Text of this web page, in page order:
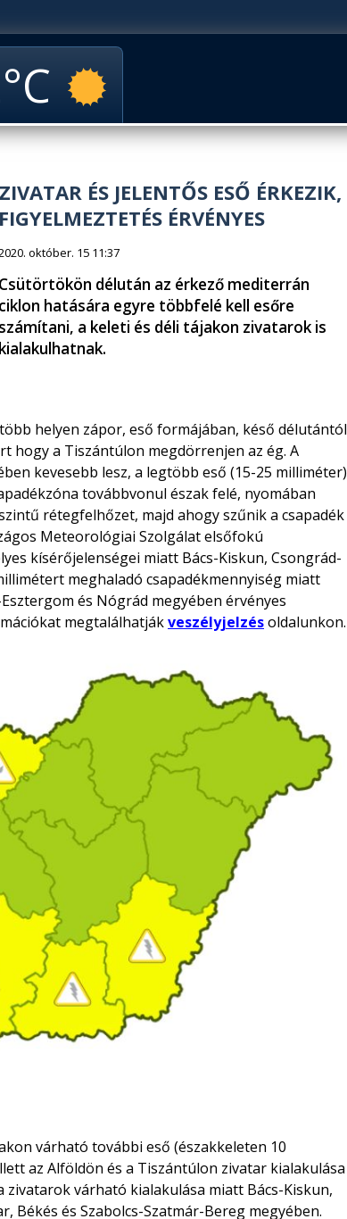
ZIVATAR ÉS JELENTŐS ESŐ ÉRKEZIK,
FIGYELMEZTETÉS ÉRVÉNYES
október. 15 11:37
Csütörtökön délután az érkező mediterrán
ciklon hatására egyre többfelé kell esőre
számítani, a keleti és déli tájakon zivatarok is
kialakulhatnak.
helyen zápor, eső formájában, késő délutántól
hogy a Tiszántúlon megdörrenjen az ég. A
kevesebb lesz, a legtöbb eső (15-25 milliméter)
továbbvonul észak felé, nyomában
rétegfelhőzet, majd ahogy szűnik a csapadék
Meteorológiai Szolgálat elsőfokú
kísérőjelenségei miatt Bács-Kiskun, Csongrád-
meghaladó csapadékmennyiség miatt
és Nógrád megyében érvényes
megtalálhatjákveszélyjelzésoldalunkon.
várható további eső (északkeleten 10
az Alföldön és a Tiszántúlon zivatar kialakulása
várható kialakulása miatt Bács-Kiskun,
Békés és Szabolcs-Szatmár-Bereg megyében.